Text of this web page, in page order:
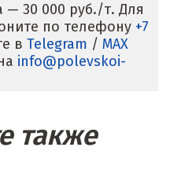
— 30 000 руб./т. Для
по телефону +7
в Telegram / MAX
info@polevskoi-
также